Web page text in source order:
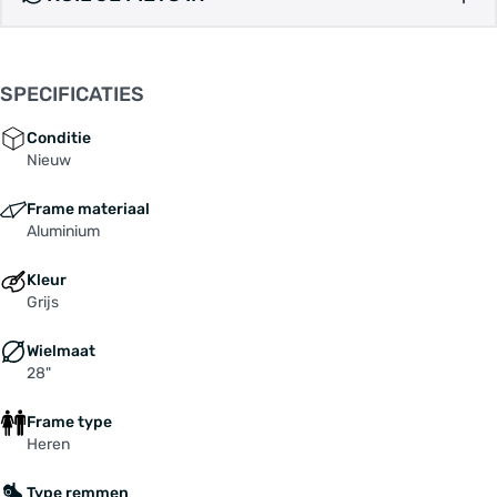
mountainbikes geïnspireerde handling
gecombineerd met veelzijdigheid op alle
ondergronden, zodat hij uiterst stabiel is
steeds snel en leuk wanneer je het gas er in
knalt. Met frameopties in carbon en aluminium is
allemaal meerdere bevestigingspunten voor
vorkkooien, bidons en accessoires en andere
kenmerken die deze dropbar-machine zo
veelzijdig maken. We hebben onze strakke WIRE
mooier uiterlijk – en minder kabels die achter
een stuurtas blijven haken – en de carbon vork
SPECIFICATIES
Conditie
Nieuw
Frame materiaal
Aluminium
Kleur
Grijs
Wielmaat
28"
Frame type
Heren
Type remmen